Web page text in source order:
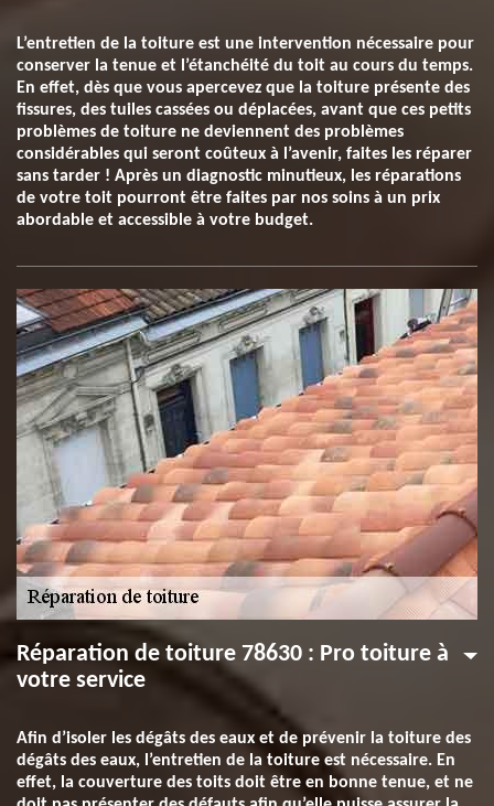
L’entretien de la toiture est une intervention nécessaire pour
conserver la tenue et l’étanchéité du toit au cours du temps.
En effet, dès que vous apercevez que la toiture présente des
fissures, des tuiles cassées ou déplacées, avant que ces petits
problèmes de toiture ne deviennent des problèmes
considérables qui seront coûteux à l’avenir, faites les réparer
sans tarder ! Après un diagnostic minutieux, les réparations
de votre toit pourront être faites par nos soins à un prix
abordable et accessible à votre budget.
Réparation de toiture 78630 : Pro toiture à
votre service
Afin d’isoler les dégâts des eaux et de prévenir la toiture des
dégâts des eaux, l’entretien de la toiture est nécessaire. En
effet, la couverture des toits doit être en bonne tenue, et ne